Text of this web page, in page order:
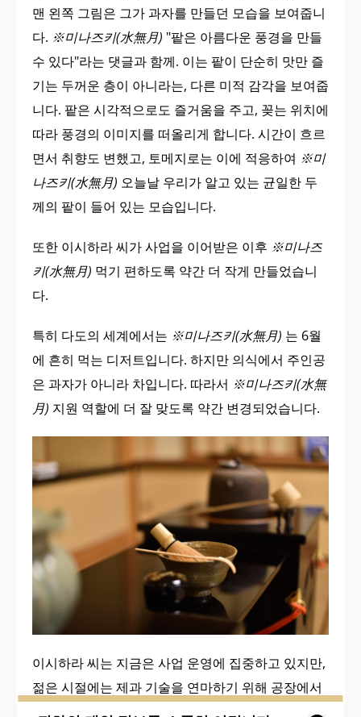
맨 왼쪽 그림은 그가 과자를 만들던 모습을 보여줍니
다. ※미나즈키(水無月) "팥은 아름다운 풍경을 만들
수 있다"라는 댓글과 함께. 이는 팥이 단순히 맛만 즐
기는 두꺼운 층이 아니라는, 다른 미적 감각을 보여줍
니다. 팥은 시각적으로도 즐거움을 주고, 꽂는 위치에
따라 풍경의 이미지를 떠올리게 합니다. 시간이 흐르
면서 취향도 변했고, 토메지로는 이에 적응하여 ※미
나즈키(水無月) 오늘날 우리가 알고 있는 균일한 두
께의 팥이 들어 있는 모습입니다.
또한 이시하라 씨가 사업을 이어받은 이후 ※미나즈
키(水無月) 먹기 편하도록 약간 더 작게 만들었습니
다.
특히 다도의 세계에서는 ※미나즈키(水無月) 는 6월
에 흔히 먹는 디저트입니다. 하지만 의식에서 주인공
은 과자가 아니라 차입니다. 따라서 ※미나즈키(水無
月) 지원 역할에 더 잘 맞도록 약간 변경되었습니다.
이시하라 씨는 지금은 사업 운영에 집중하고 있지만,
젊은 시절에는 제과 기술을 연마하기 위해 공장에서
열심히 일했다고 말합니다. "날씨가 더워지기 시작하